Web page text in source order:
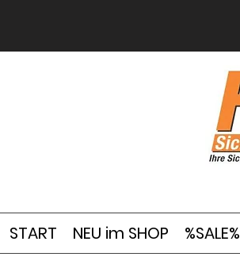
START NEU im SHOP %SALE%